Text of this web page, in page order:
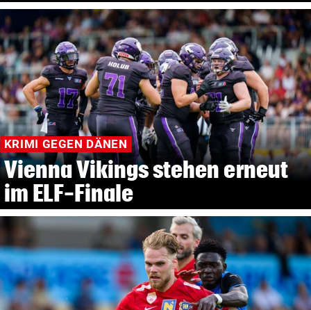
KRIMI GEGEN DÄNEN
Vienna Vikings stehen erneut
im ELF-Finale